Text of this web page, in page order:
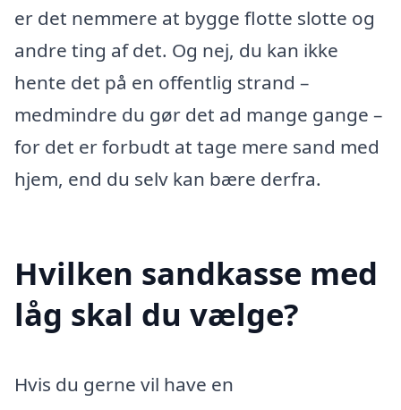
er det nemmere at bygge flotte slotte og
andre ting af det. Og nej, du kan ikke
hente det på en offentlig strand –
medmindre du gør det ad mange gange –
for det er forbudt at tage mere sand med
hjem, end du selv kan bære derfra.
Hvilken sandkasse med
låg skal du vælge?
Hvis du gerne vil have en